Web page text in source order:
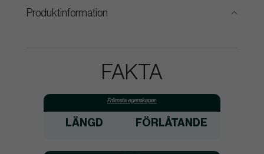
Produktinformation
FAKTA
Främsta egenskaper:
LÄNGD FÖRLÅTANDE